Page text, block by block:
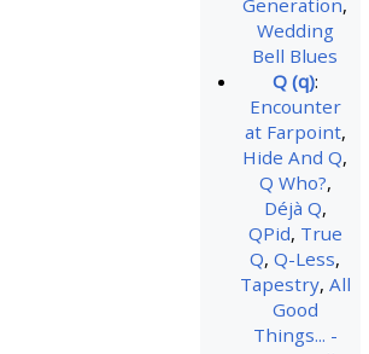
Wedding
Bell Blues
Q (q):
Encounter
at Farpoint,
Hide And Q,
Q Who?,
Déjà Q,
QPid, True
Q,Q-Less,
Tapestry, All
Good
Things... -